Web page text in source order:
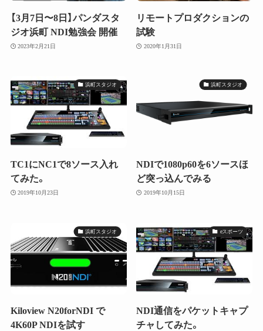
【3月7日〜8日】パンダスタ
ジオ浜町 NDI勉強会 開催
2023年2月21日
リモートプロダクションの
試験
2020年1月31日
浜町スタジオ
TC1にNC1で8ソース入れ
てみた。
2019年10月23日
浜町スタジオ
NDIで1080p60を6ソースほ
ど突っ込んでみる
2019年10月15日
浜町スタジオ
Kiloview N20forNDI で
4K60P NDIを試す
eスポーツ
NDI通信をパケットキャプ
チャしてみた。